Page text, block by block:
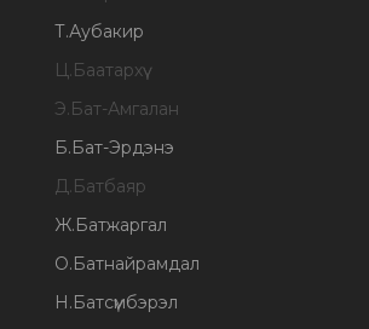
Т.Аубакир
Ц. Баатархүү
Э. Бат-Амгалан
Б. Бат-Эрдэнэ
Д. Батбаяр
Ж. Батжаргал
О. Батнайрамдал
Н . Батсүмбэрэл